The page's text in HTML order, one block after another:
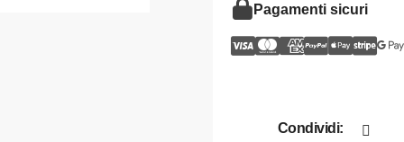
Pagamenti sicuri
Condividi: